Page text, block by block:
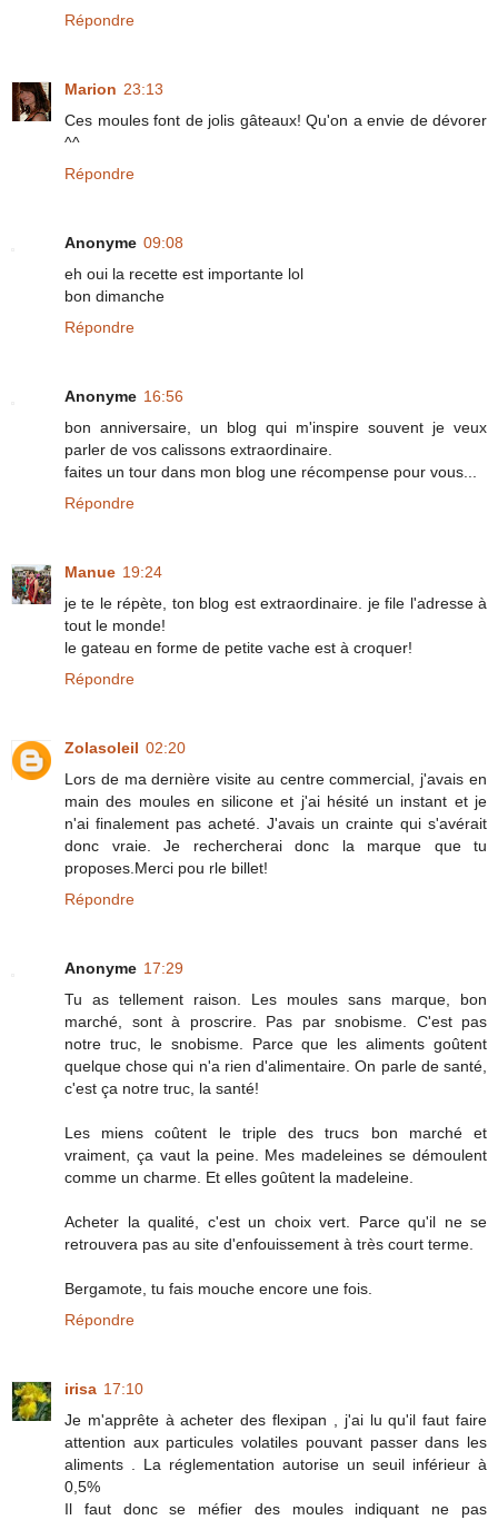
Répondre
Marion 23:13
Ces moules font de jolis gâteaux! Qu'on a envie de dévorer
^^
Répondre
Anonyme 09:08
eh oui la recette est importante lol
bon dimanche
Répondre
Anonyme 16:56
bon anniversaire, un blog qui m'inspire souvent je veux
parler de vos calissons extraordinaire.
faites un tour dans mon blog une récompense pour vous...
Répondre
Manue 19:24
je te le répète, ton blog est extraordinaire. je file l'adresse à
tout le monde!
le gateau en forme de petite vache est à croquer!
Répondre
Zolasoleil 02:20
Lors de ma dernière visite au centre commercial, j'avais en
main des moules en silicone et j'ai hésité un instant et je
n'ai finalement pas acheté. J'avais un crainte qui s'avérait
donc vraie. Je rechercherai donc la marque que tu
proposes.Merci pou rle billet!
Répondre
Anonyme 17:29
Tu as tellement raison. Les moules sans marque, bon
marché, sont à proscrire. Pas par snobisme. C'est pas
notre truc, le snobisme. Parce que les aliments goûtent
quelque chose qui n'a rien d'alimentaire. On parle de santé,
c'est ça notre truc, la santé!
Les miens coûtent le triple des trucs bon marché et
vraiment, ça vaut la peine. Mes madeleines se démoulent
comme un charme. Et elles goûtent la madeleine.
Acheter la qualité, c'est un choix vert. Parce qu'il ne se
retrouvera pas au site d'enfouissement à très court terme.
Bergamote, tu fais mouche encore une fois.
Répondre
irisa 17:10
Je m'apprête à acheter des flexipan , j'ai lu qu'il faut faire
attention aux particules volatiles pouvant passer dans les
aliments . La réglementation autorise un seuil inférieur à
0,5%
Il faut donc se méfier des moules indiquant ne pas